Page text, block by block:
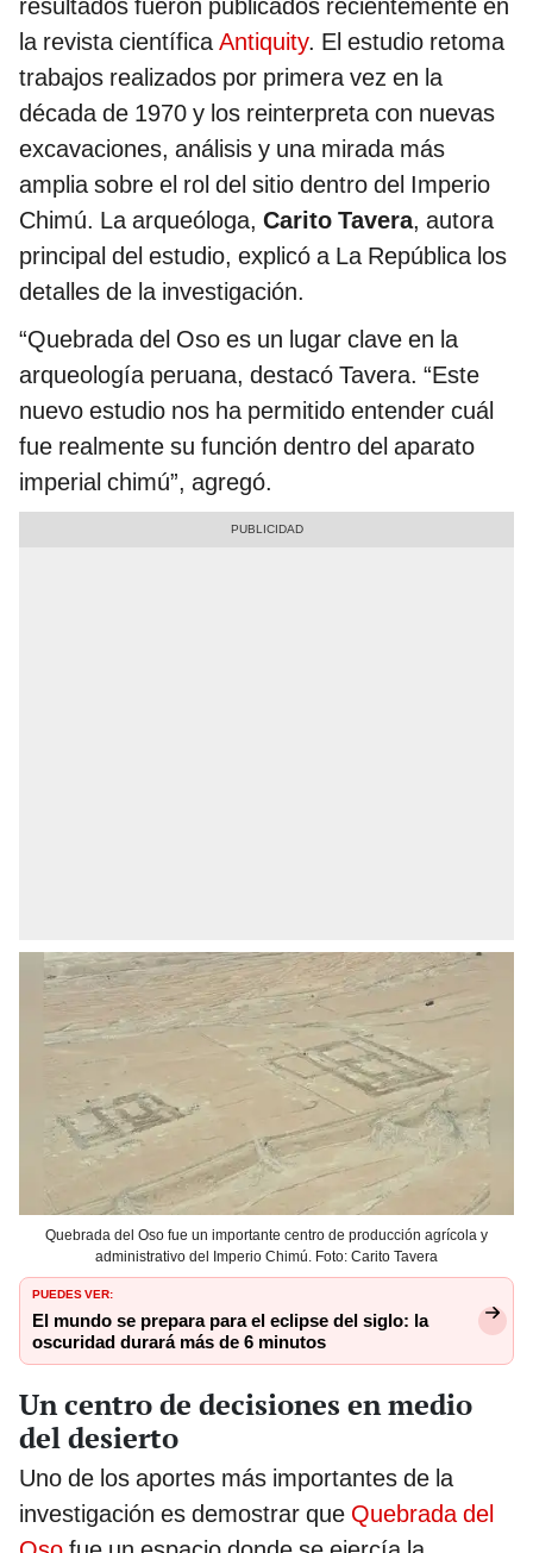
resultados fueron publicados recientemente en
la revista científicaAntiquity. El estudio retoma
trabajos realizados por primera vez en la
década de 1970 y los reinterpreta con nuevas
excavaciones, análisis y una mirada más
amplia sobre el rol del sitio dentro del Imperio
Chimú. La arqueóloga, Carito Tavera, autora
principal del estudio, explicó a La República los
detalles de la investigación.
“Quebrada del Oso es un lugar clave en la
arqueología peruana, destacó Tavera. “Este
nuevo estudio nos ha permitido entender cuál
fue realmente su función dentro del aparato
imperial chimú”, agregó.
Quebrada del Oso fue un importante centro de producción agrícola y
administrativo del Imperio Chimú. Foto: Carito Tavera
PUEDES VER:
El mundo se prepara para el eclipse del siglo: la
oscuridad durará más de 6 minutos
Un centro de decisiones en medio
del desierto
Uno de los aportes más importantes de la
investigación es demostrar que Quebrada del